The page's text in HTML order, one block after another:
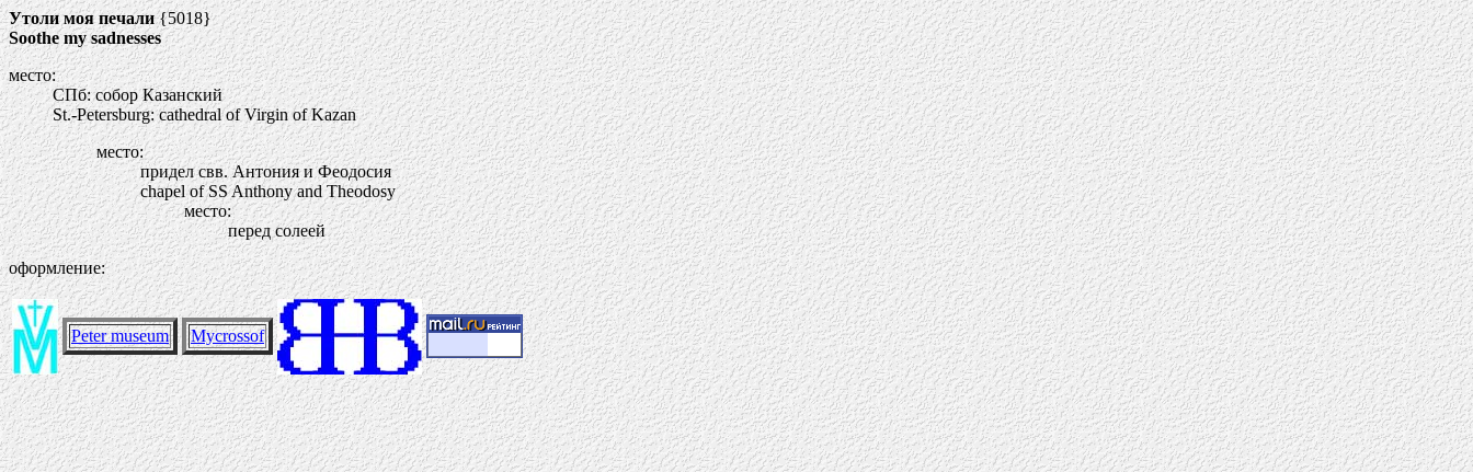
Утоли моя печали{5018}
Soothe my sadnesses
место:
СПб: собор Казанский
St.-Petersburg: cathedral of Virgin of Kazan
место:
придел свв. Антония и Феодосия
chapel of SS Anthony and Theodosy
место:
перед солеей
оформление:
Peter museum Mycrossof